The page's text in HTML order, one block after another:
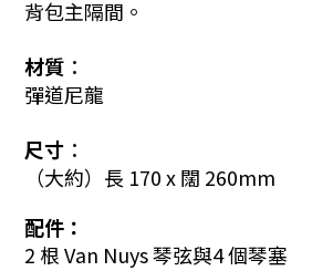
背包主隔間。
材質︰
彈道尼龍
尺寸︰
（大約）長 170 x 闊 260mm
配件：
2 根 Van Nuys 琴弦與4 個琴塞